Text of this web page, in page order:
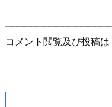
コメント閲覧及び投稿は